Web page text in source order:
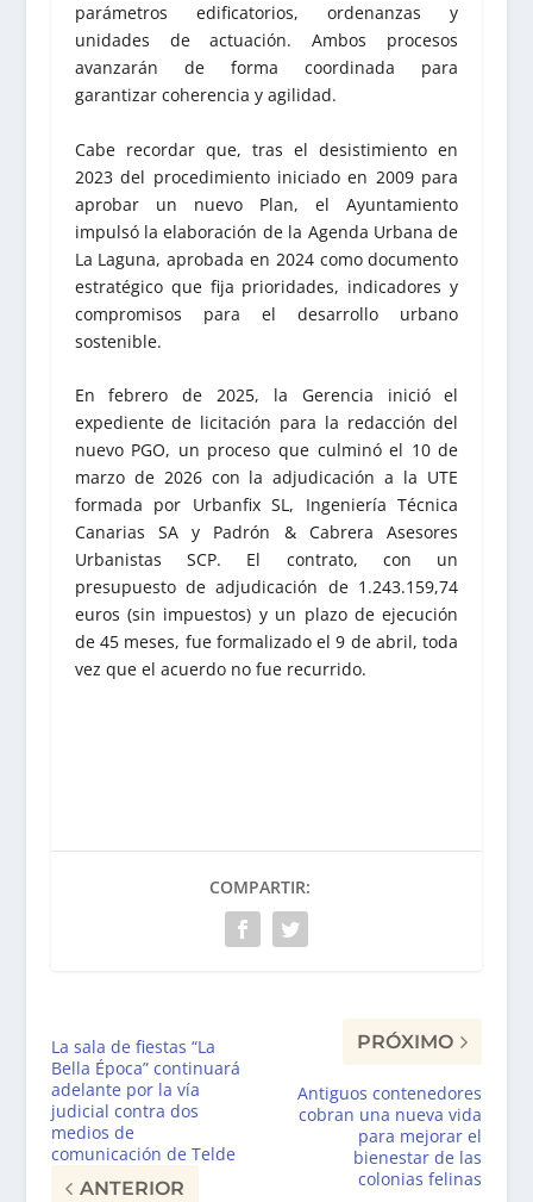
parámetros edificatorios, ordenanzas y
unidades de actuación. Ambos procesos
avanzarán de forma coordinada para
garantizar coherencia y agilidad.
Cabe recordar que, tras el desistimiento en
2023 del procedimiento iniciado en 2009 para
aprobar un nuevo Plan, el Ayuntamiento
impulsó la elaboración de la Agenda Urbana de
La Laguna, aprobada en 2024 como documento
estratégico que fija prioridades, indicadores y
compromisos para el desarrollo urbano
sostenible.
En febrero de 2025, la Gerencia inició el
expediente de licitación para la redacción del
nuevo PGO, un proceso que culminó el 10 de
marzo de 2026 con la adjudicación a la UTE
formada por Urbanfix SL, Ingeniería Técnica
Canarias SA y Padrón & Cabrera Asesores
Urbanistas SCP. El contrato, con un
presupuesto de adjudicación de 1.243.159,74
euros (sin impuestos) y un plazo de ejecución
de 45 meses, fue formalizado el 9 de abril, toda
vez que el acuerdo no fue recurrido.
COMPARTIR:
La sala de fiestas “La
Bella Época” continuará
adelante por la vía
judicial contra dos
medios de
comunicación de Telde
ANTERIOR
PRÓXIMO
Antiguos contenedores
cobran una nueva vida
para mejorar el
bienestar de las
colonias felinas